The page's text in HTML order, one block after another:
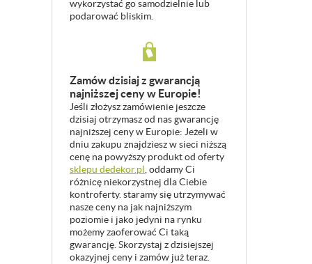
wykorzystać go samodzielnie lub
podarować bliskim.
Zamów dzisiaj z gwarancją
najniższej ceny w Europie!
Jeśli złożysz zamówienie jeszcze
dzisiaj otrzymasz od nas gwarancję
najniższej ceny w Europie: Jeżeli w
dniu zakupu znajdziesz w sieci niższą
cenę na powyższy produkt od oferty
sklepu dedekor.pl, oddamy Ci
różnicę niekorzystnej dla Ciebie
kontroferty. staramy się utrzymywać
nasze ceny na jak najniższym
poziomie i jako jedyni na rynku
możemy zaoferować Ci taką
gwarancję. Skorzystaj z dzisiejszej
okazyjnej ceny i zamów już teraz.